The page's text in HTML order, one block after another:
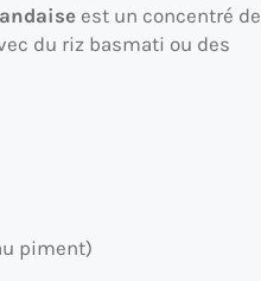
est un concentré de
du riz basmati ou des
piment)